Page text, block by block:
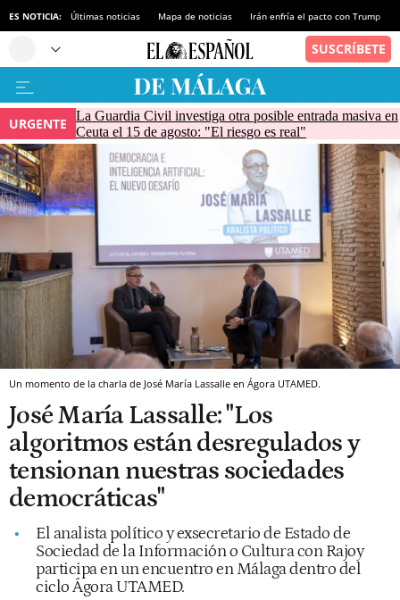
ES NOTICIA: Últimas noticias Mapa de noticias Irán enfría el pacto con Trump
URGENTE
La Guardia Civil investiga otra posible entrada masiva en
Ceuta el 15 de agosto: "El riesgo es real"
Un momento de la charla de José María Lassalle en Ágora UTAMED.
José María Lassalle: "Los
algoritmos están desregulados y
tensionan nuestras sociedades
democráticas"
El analista político y exsecretario de Estado de
Sociedad de la Información o Cultura con Rajoy
participa en un encuentro en Málaga dentro del
ciclo Ágora UTAMED.